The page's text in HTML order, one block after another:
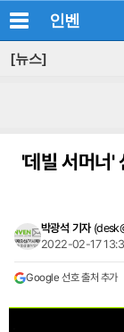
인벤
[뉴스]
'데빌 서머너'
박광석 기자 (
2022-02-17
Google 선호 출처 추가